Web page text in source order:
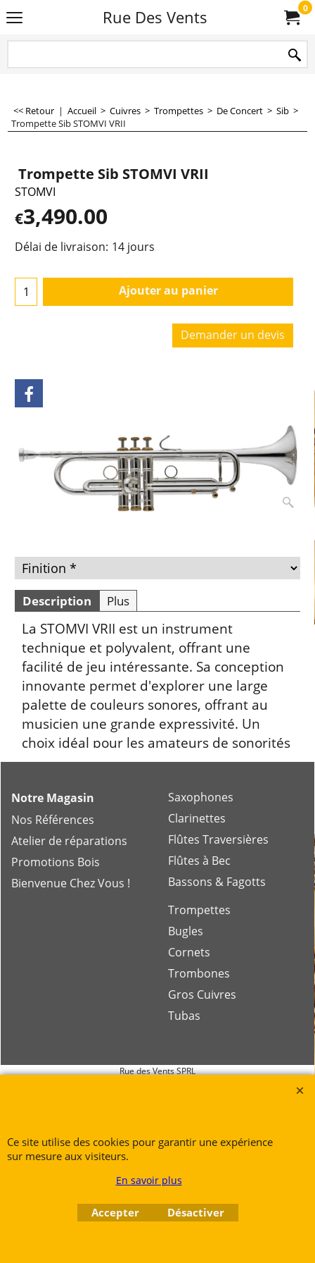
Rue Des Vents 0
<< Retour | Accueil > Cuivres > Trompettes > De Concert > Sib >
Trompette Sib STOMVI VRII
Trompette Sib STOMVI VRII
STOMVI
€3,490.00
Délai de livraison: 14 jours
Ajouter au panier
Demander un devis
Description
La STOMVI VRII est un instrument
technique et polyvalent, offrant une
facilité de jeu intéressante. Sa conception
innovante permet d'explorer une large
palette de couleurs sonores, offrant au
musicien une grande expressivité. Un
choix idéal pour les amateurs de sonorités
variées.
Notre Magasin
Nos Références
Atelier de réparations
Promotions Bois
Saxophones
Clarinettes
Flûtes Traversières
Flûtes à Bec
Bassons & Fagotts
Trompettes
Bugles
Cornets
Trombones
Gros Cuivres
7700 Mouscron
Tél. +32 (0) 470 876 817
contact@ruedesvents.com
Ce site utilise des cookies pour garantir une expérience
sur mesure aux visiteurs.
En savoir plus
Accepter Désactiver